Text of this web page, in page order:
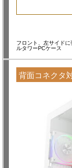
フロント、左サイド
ルタワーPCケース
背面コネクタ